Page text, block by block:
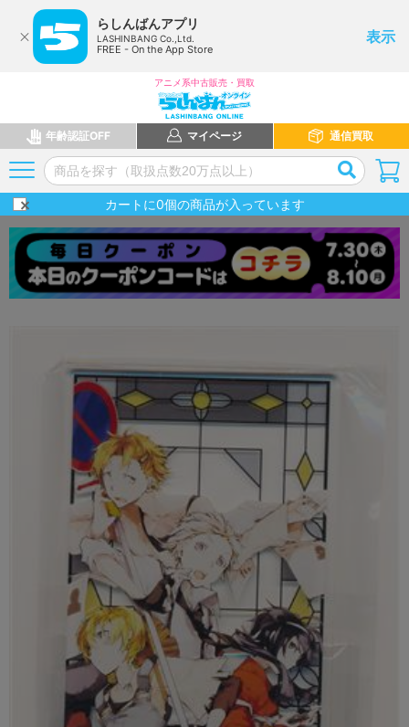
らしんばんアプリ
LASHINBANG Co.,Ltd.
FREE - On the App Store
表示
アニメ系中古販売・買取
年齢認証OFF マイページ 通信買取
カートに0個の商品が入っています